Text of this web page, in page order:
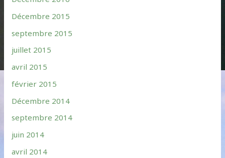
Décembre 2015
septembre 2015
juillet 2015
avril 2015
février 2015
Décembre 2014
septembre 2014
juin 2014
avril 2014